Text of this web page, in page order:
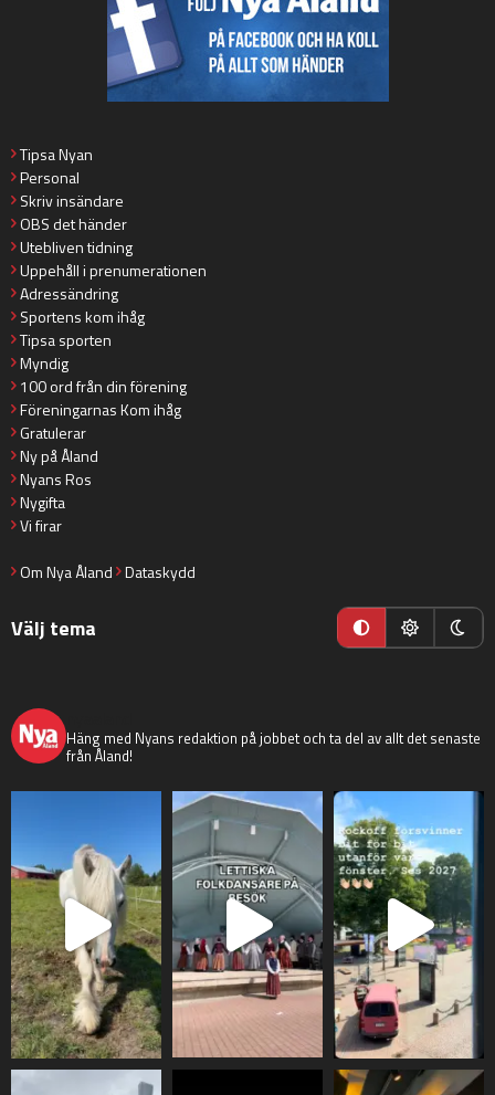
Tipsa Nyan
Personal
Skriv insändare
OBS det händer
Utebliven tidning
Uppehåll i prenumerationen
Adressändring
Sportens kom ihåg
Tipsa sporten
Myndig
100 ord från din förening
Föreningarnas Kom ihåg
Gratulerar
Ny på Åland
Nyans Ros
Nygifta
Vi firar
Om Nya Åland Dataskydd
Välj tema
Häng med Nyans redaktion på jobbet och ta del av allt det senaste
från Åland!